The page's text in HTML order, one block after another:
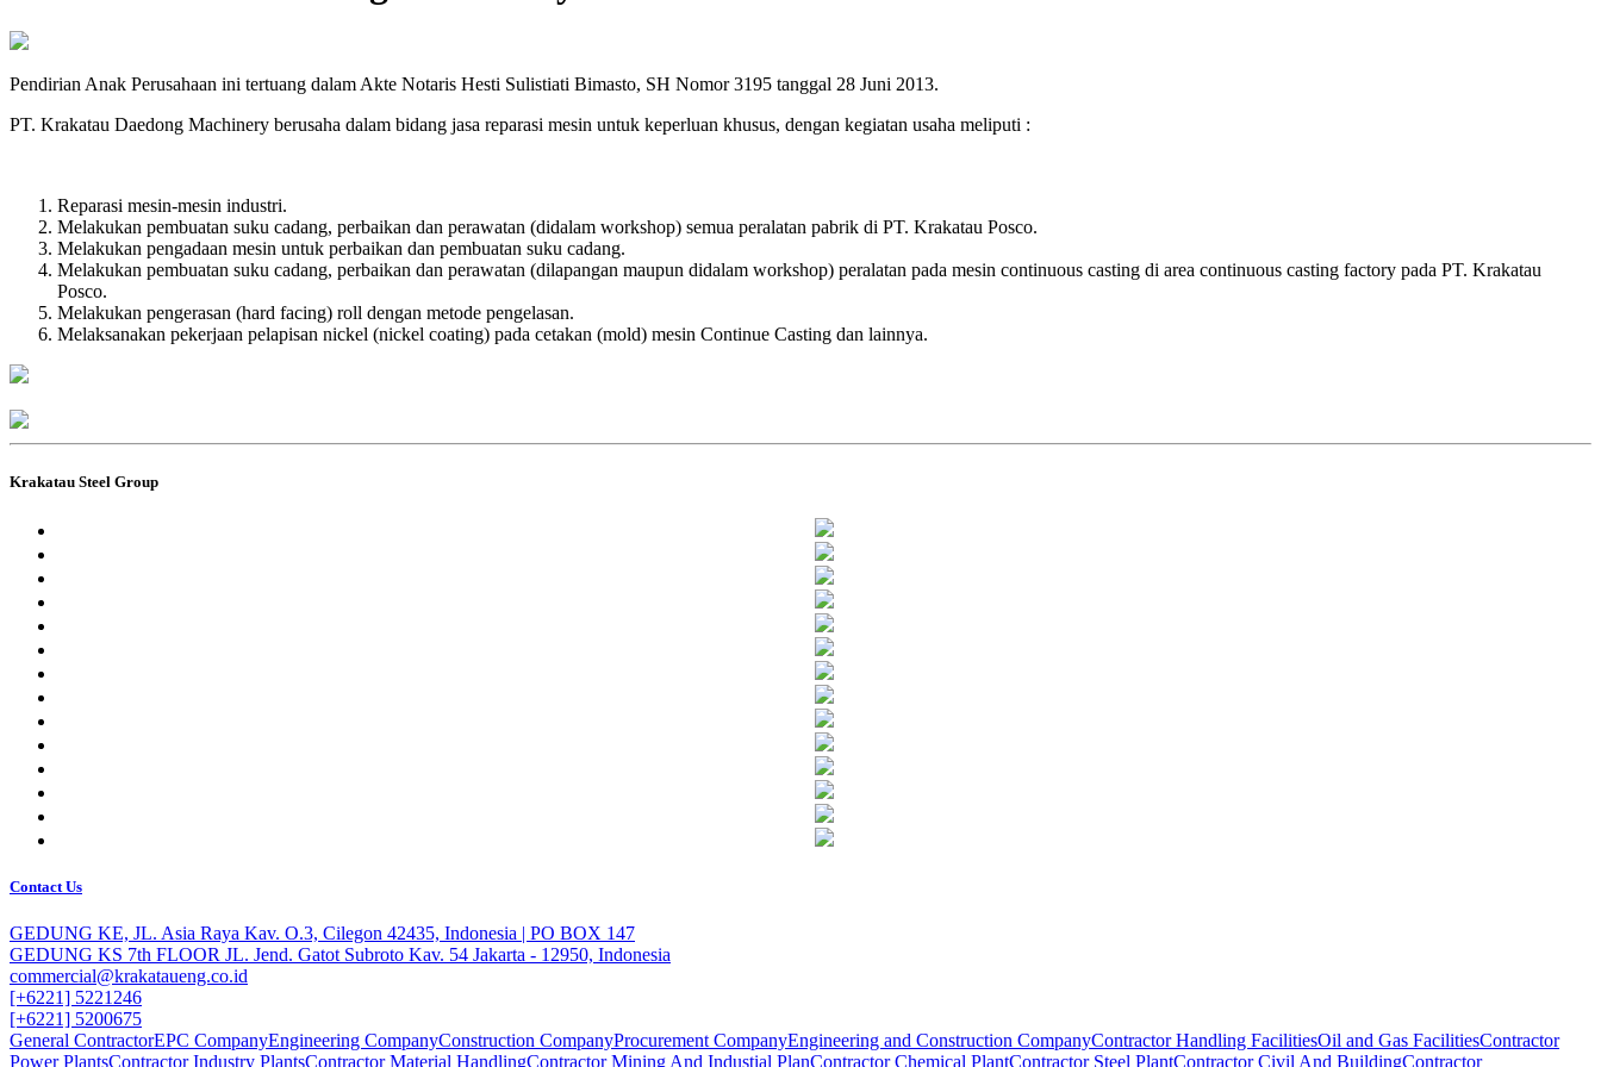
Pendirian Anak Perusahaan ini tertuang dalam Akte Notaris Hesti Sulistiati Bimasto, SH Nomor 3195 tanggal 28 Juni 2013.
PT. Krakatau Daedong Machinery berusaha dalam bidang jasa reparasi mesin untuk keperluan khusus, dengan kegiatan usaha meliputi :
Reparasi mesin-mesin industri.
Melakukan pembuatan suku cadang, perbaikan dan perawatan (didalam workshop) semua peralatan pabrik di PT. Krakatau Posco.
Melakukan pengadaan mesin untuk perbaikan dan pembuatan suku cadang.
Melakukan pembuatan suku cadang, perbaikan dan perawatan (dilapangan maupun didalam workshop) peralatan pada mesin continuous casting di area continuous casting factory pada PT. Krakatau
Posco.
Melakukan pengerasan (hard facing) roll dengan metode pengelasan.
Melaksanakan pekerjaan pelapisan nickel (nickel coating) pada cetakan (mold) mesin Continue Casting dan lainnya.
Krakatau Steel Group
Contact Us
GEDUNG KE, JL. Asia Raya Kav. O.3, Cilegon 42435, Indonesia | PO BOX 147
GEDUNG KS 7th FLOOR JL. Jend. Gatot Subroto Kav. 54 Jakarta - 12950, Indonesia
commercial@krakataueng.co.id
[+6221] 5221246
[+6221] 5200675
General ContractorEPC CompanyEngineering CompanyConstruction CompanyProcurement CompanyEngineering and Construction CompanyContractor Handling FacilitiesOil and Gas FacilitiesContractor
Power PlantsContractor Industry PlantsContractor Material HandlingContractor Mining And Industial PlanContractor Chemical PlantContractor Steel PlantContractor Civil And BuildingContractor